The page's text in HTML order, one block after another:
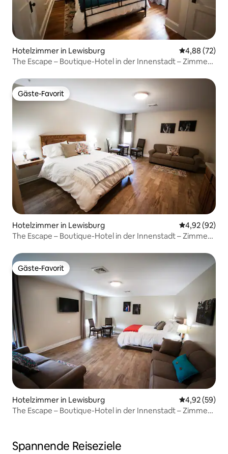
Hotelzimmer in Lewisburg
4,88 (72)
The Escape – Boutique-Hotel in der Innenstadt – Zimmer
Gäste-Favorit
Gäste-Favorit
Hotelzimmer in Lewisburg
4,92 (92)
The Escape – Boutique-Hotel in der Innenstadt – Zimmer
Gäste-Favorit
Gäste-Favorit
Hotelzimmer in Lewisburg
4,92 (59)
The Escape – Boutique-Hotel in der Innenstadt – Zimmer
Spannende Reiseziele